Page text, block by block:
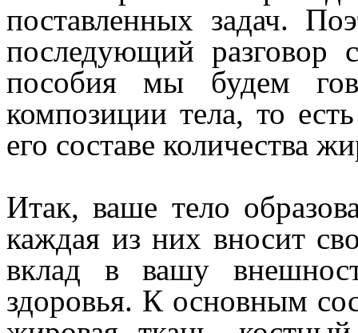
поставленных задач.
последующий разговор
пособия мы будем
композиции тела, то
его составе количества
Итак, ваше тело
каждая из них вносит
вклад в вашу
здоровья. К основным